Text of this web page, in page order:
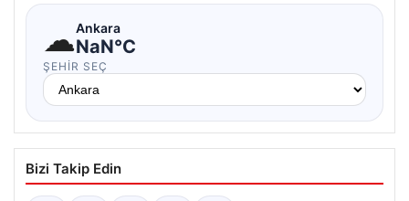
☁Ankara
NaN°C
ŞEHIR SEÇ
Bizi Takip Edin